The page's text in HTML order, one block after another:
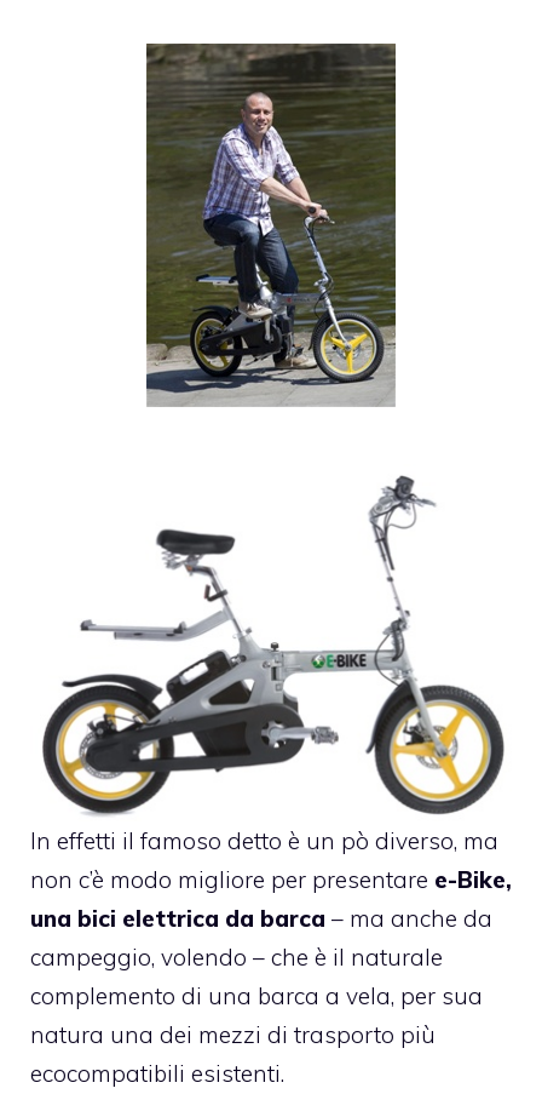
In effetti il famoso detto è un pò diverso, ma
non c’è modo migliore per presentare e-Bike,
una bici elettrica da barca – ma anche da
campeggio, volendo – che è il naturale
complemento di una barca a vela, per sua
natura una dei mezzi di trasporto più
ecocompatibili esistenti.